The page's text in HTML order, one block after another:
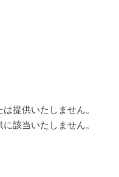
提供いたしません。
該当いたしません。